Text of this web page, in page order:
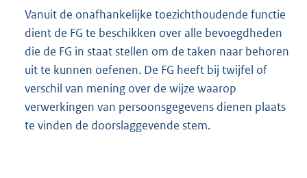
Vanuit de onafhankelijke toezichthoudende functie
dient de FG te beschikken over alle bevoegdheden
die de FG in staat stellen om de taken naar behoren
uit te kunnen oefenen. De FG heeft bij twijfel of
verschil van mening over de wijze waarop
verwerkingen van persoonsgegevens dienen plaats
te vinden de doorslaggevende stem.